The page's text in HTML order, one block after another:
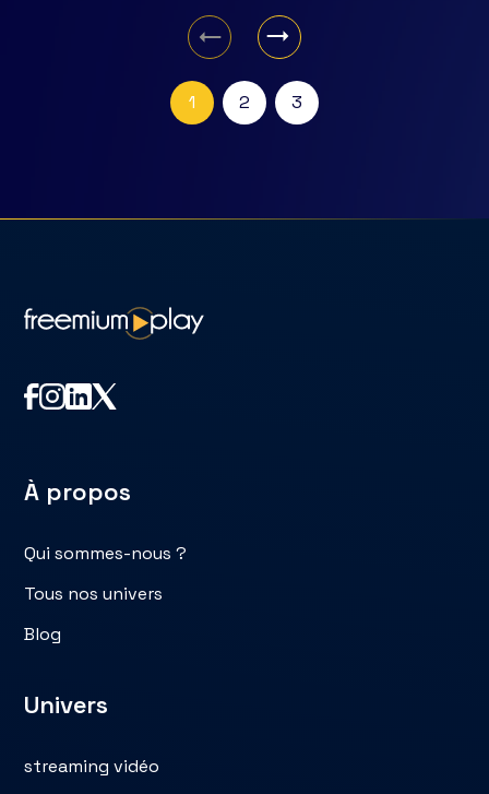
1 2 3
À propos
Qui sommes-nous ?
Tous nos univers
Blog
Univers
streaming vidéo